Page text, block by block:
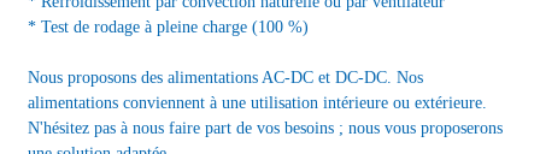
* Test de rodage à pleine charge (100 %)
Nous proposons des alimentations AC-DC et DC-DC. Nos
alimentations conviennent à une utilisation intérieure ou extérieure.
N'hésitez pas à nous faire part de vos besoins ; nous vous proposerons